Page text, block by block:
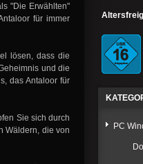
"Die Erwählten"
für immer
lösen, dass die
und die
das Antaloor für
Sie sich durch
Wäldern, die von
PC